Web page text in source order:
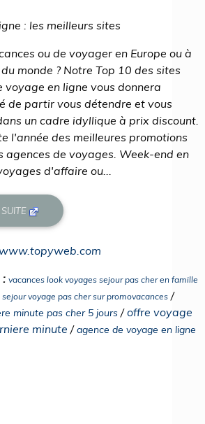
: les meilleurs sites
ou de voyager en Europe ou à
monde ? Notre Top 10 des sites
voyage en ligne vous donnera
de partir vous détendre et vous
un cadre idyllique à prix discount.
l'année des meilleures promotions
agences de voyages. Week-end en
d'affaire ou...
: vacances look voyages sejour pas cher en famille
voyage pas cher sur promovacances /
minute pas cher 5 jours /offre voyage
minute /agence de voyage en ligne